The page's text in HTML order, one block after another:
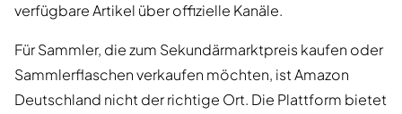
verfügbare Artikel über offizielle Kanäle.
Für Sammler, die zum Sekundärmarktpreis kaufen oder
Sammlerflaschen verkaufen möchten, ist Amazon
Deutschland nicht der richtige Ort. Die Plattform bietet